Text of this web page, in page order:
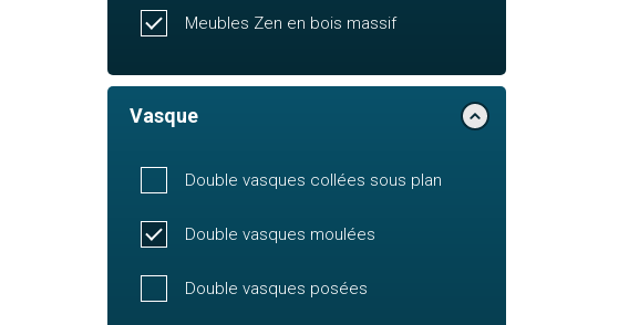
Meubles Zen en bois massif
Vasque
Double vasques collées sous plan
Double vasques moulées
Double vasques posées